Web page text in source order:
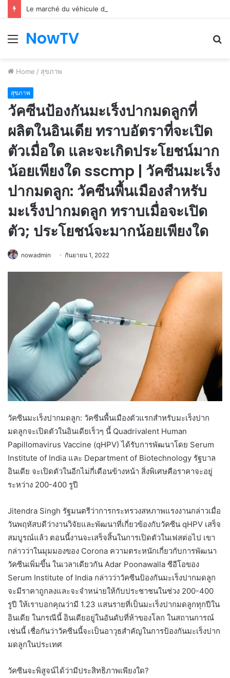
Le marché du véhicule d’occasion en plein essor
Menu
NowTV
Home / สุขภาพ
สุขภาพ
วัคซีนป้องกันมะเร็งปากมดลูกที่
ผลิตในอินเดีย ทราบอัตราที่จะเปิด
ตัวเมื่อใด และจะเกิดประโยชน์มาก
น้อยเพียงใด sscmp | วัคซีนมะเร็ง
ปากมดลูก: วัคซีนพื้นเมืองสำหรับ
มะเร็งปากมดลูก ทราบเมื่อจะเปิด
ตัว; ประโยชน์จะมากน้อยเพียงใด
nowadmin กันยายน 1, 2022
วัคซีนมะเร็งปากมดลูก: วัคซีนพื้นเมืองตัวแรกสำหรับมะเร็งปาก
มดลูกจะเปิดตัวในอินเดียเร็วๆ นี้ Quadrivalent Human
Papillomavirus Vaccine (qHPV) ได้รับการพัฒนาโดย Serum
Institute of India และ Department of Biotechnology รัฐบาล
อินเดีย จะเปิดตัวในอีกไม่กี่เดือนข้างหน้า สิ่งพิเศษคือราคาจะอยู่
ระหว่าง 200-400 รูปี
Jitendra Singh รัฐมนตรีว่าการกระทรวงสหภาพแรงงานกล่าวเมื่อ
วันพฤหัสบดีว่างานวิจัยและพัฒนาที่เกี่ยวข้องกับวัคซีน qHPV เสร็จ
สมบูรณ์แล้ว ตอนนี้งานจะเสร็จสิ้นในการเปิดตัวในเฟสต่อไป เขา
กล่าวว่าในมุมมองของ Corona ความตระหนักเกี่ยวกับการพัฒนา
วัคซีนเพิ่มขึ้น ในเวลาเดียวกัน Adar Poonawalla ซีอีโอของ
Serum Institute of India กล่าวว่าวัคซีนป้องกันมะเร็งปากมดลูก
จะมีราคาถูกลงและจะจำหน่ายให้กับประชาชนในช่วง 200-400
รูปี ให้เราบอกคุณว่ามี 1.23 แสนรายที่เป็นมะเร็งปากมดลูกทุกปีใน
อินเดีย ในกรณีนี้ อินเดียอยู่ในอันดับที่ห้าของโลก ในสถานการณ์
เช่นนี้ เชื่อกันว่าวัคซีนนี้จะเป็นอาวุธสำคัญในการป้องกันมะเร็งปาก
มดลูกในประเทศ
วัคซีนจะพิสูจน์ได้ว่ามีประสิทธิภาพเพียงใด?